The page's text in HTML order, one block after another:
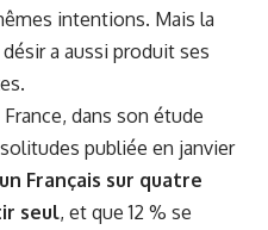
intentions. Mais la
a aussi produit ses
dans son étude
publiée en janvier
un Français sur quatre
seul, et que 12 % se